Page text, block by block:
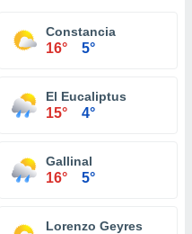
Constancia
16° 5°
El Eucaliptus
15° 4°
Gallinal
16° 5°
Lorenzo Geyres